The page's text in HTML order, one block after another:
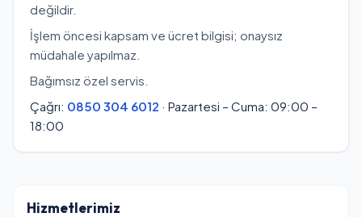
değildir.
İşlem öncesi kapsam ve ücret bilgisi; onaysız
müdahale yapılmaz.
Bağımsız özel servis.
Çağrı: 0850 304 6012 · Pazartesi – Cuma: 09:00 –
18:00
Hizmetlerimiz